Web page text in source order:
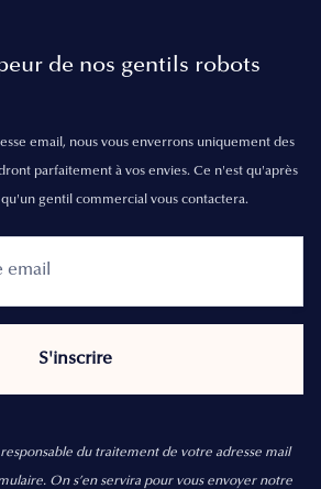
de nos gentils robots
email, nous vous enverrons uniquement des
parfaitement à vos envies. Ce n'est qu'après
gentil commercial vous contactera.
responsable du traitement de votre adresse mail
On s’en servira pour vous envoyer notre